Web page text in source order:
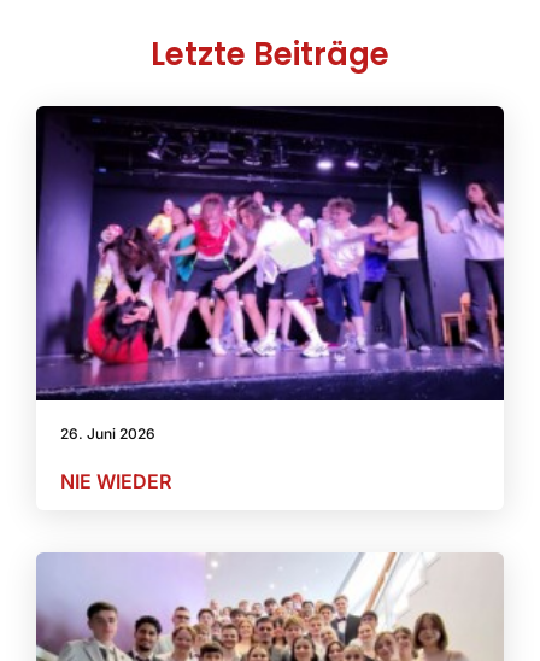
Letzte Beiträge
26. Juni 2026
NIE WIEDER